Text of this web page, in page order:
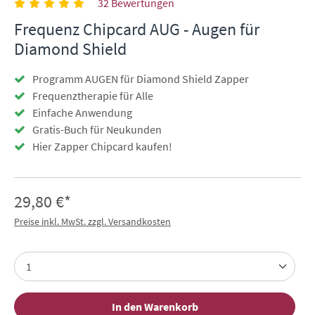
32 Bewertungen
Frequenz Chipcard AUG - Augen für
Diamond Shield
Programm AUGEN für Diamond Shield Zapper
Frequenztherapie für Alle
Einfache Anwendung
Gratis-Buch für Neukunden
Hier Zapper Chipcard kaufen!
29,80 €*
Preise inkl. MwSt. zzgl. Versandkosten
In den Warenkorb